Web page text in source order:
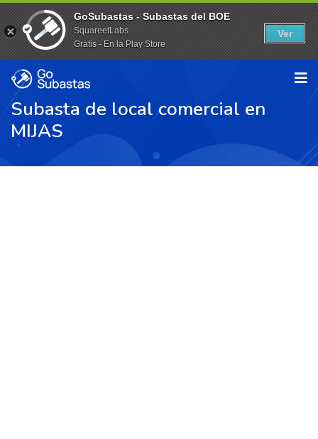
Subasta de local comercial en
MIJAS
GoSubastas - Subastas del BOE
SquareetLabs
Gratis - En la Play Store
Ver